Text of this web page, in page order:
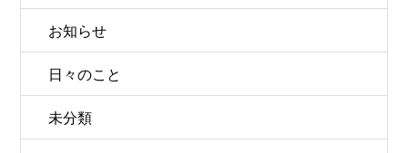
お知らせ
日々のこと
未分類